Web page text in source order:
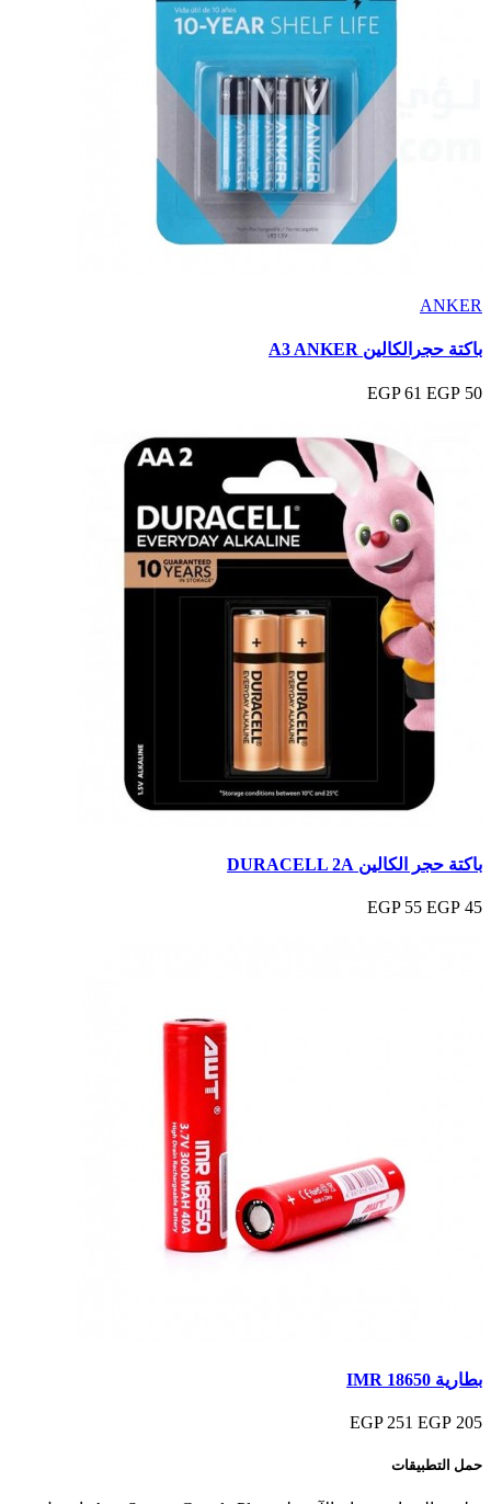
ANKER
باكتة حجرالكالين A3 ANKER
50 EGP
61 EGP
باكتة حجر الكالين DURACELL 2A
45 EGP
55 EGP
بطارية IMR 18650
205 EGP
251 EGP
حمل التطبيقات